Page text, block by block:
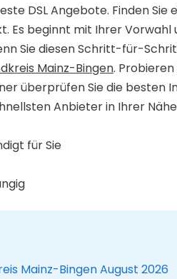
DSL Angebote. Finden
Es beginnt mit Ihrer Vorwahl
Sie diesen Schritt-für-
Mainz-Bingen.
überprüfen Sie die besten
Anbieter in Ihrer
für Sie
Mainz-Bingen August 2026